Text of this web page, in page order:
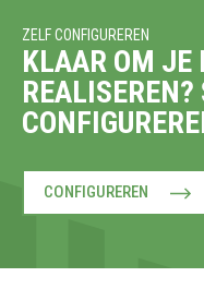
ZELF CONFIGUREREN
KLAAR OM JE
CONFIGUREREN